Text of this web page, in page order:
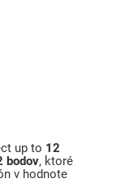
up to 12
bodov, ktoré
v hodnote